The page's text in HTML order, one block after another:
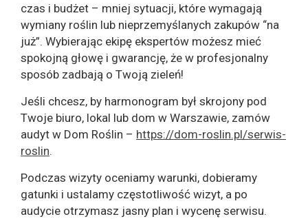
czas i budżet – mniej sytuacji, które wymagają
wymiany roślin lub nieprzemyślanych zakupów “na
już”. Wybierając ekipę ekspertów możesz mieć
spokojną głowę i gwarancję, że w profesjonalny
sposób zadbają o Twoją zieleń!
Jeśli chcesz, by harmonogram był skrojony pod
Twoje biuro, lokal lub dom w Warszawie, zamów
audyt w Dom Roślin – https://dom-roslin.pl/serwis-
roslin.
Podczas wizyty oceniamy warunki, dobieramy
gatunki i ustalamy częstotliwość wizyt, a po
audycie otrzymasz jasny plan i wycenę serwisu.